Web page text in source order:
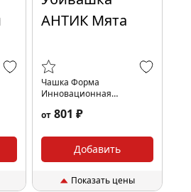
Чашка Форма
Инновационная
от 801 ₽
Добавить
Показать цены